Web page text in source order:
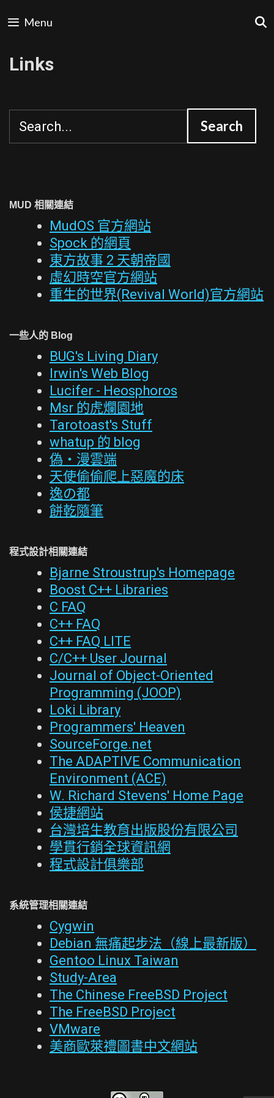
to
Menu
Links
MUD 相關連結
MudOS 官方網站
Spock 的網頁
東方故事 2 天朝帝國
虛幻時空官方網站
重生的世界(Revival World)官方網站
一些人的 Blog
BUG's Living Diary
Irwin's Web Blog
Lucifer - Heosphoros
Msr 的虎爛園地
Tarotoast's Stuff
whatup 的 blog
偽‧漫雲端
天使偷偷爬上惡魔的床
逸の都
餅乾隨筆
程式設計相關連結
Bjarne Stroustrup's Homepage
Boost C++ Libraries
C FAQ
C++ FAQ
C++ FAQ LITE
C/C++ User Journal
Journal of Object-Oriented
Programming (JOOP)
Loki Library
Programmers' Heaven
SourceForge.net
The ADAPTIVE Communication
Environment (ACE)
W. Richard Stevens' Home Page
侯捷網站
台灣培生教育出版股份有限公司
學貫行銷全球資訊網
程式設計俱樂部
系統管理相關連結
Cygwin
Debian 無痛起步法（線上最新版）
Gentoo Linux Taiwan
Study-Area
The Chinese FreeBSD Project
The FreeBSD Project
VMware
美商歐萊禮圖書中文網站